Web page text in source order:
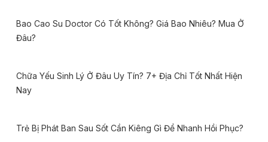
Bao Cao Su Doctor Có Tốt Không? Giá Bao Nhiêu? Mua Ở
Đâu?
Chữa Yếu Sinh Lý Ở Đâu Uy Tín? 7+ Địa Chỉ Tốt Nhất Hiện
Nay
Trẻ Bị Phát Ban Sau Sốt Cần Kiêng Gì Để Nhanh Hồi Phục?